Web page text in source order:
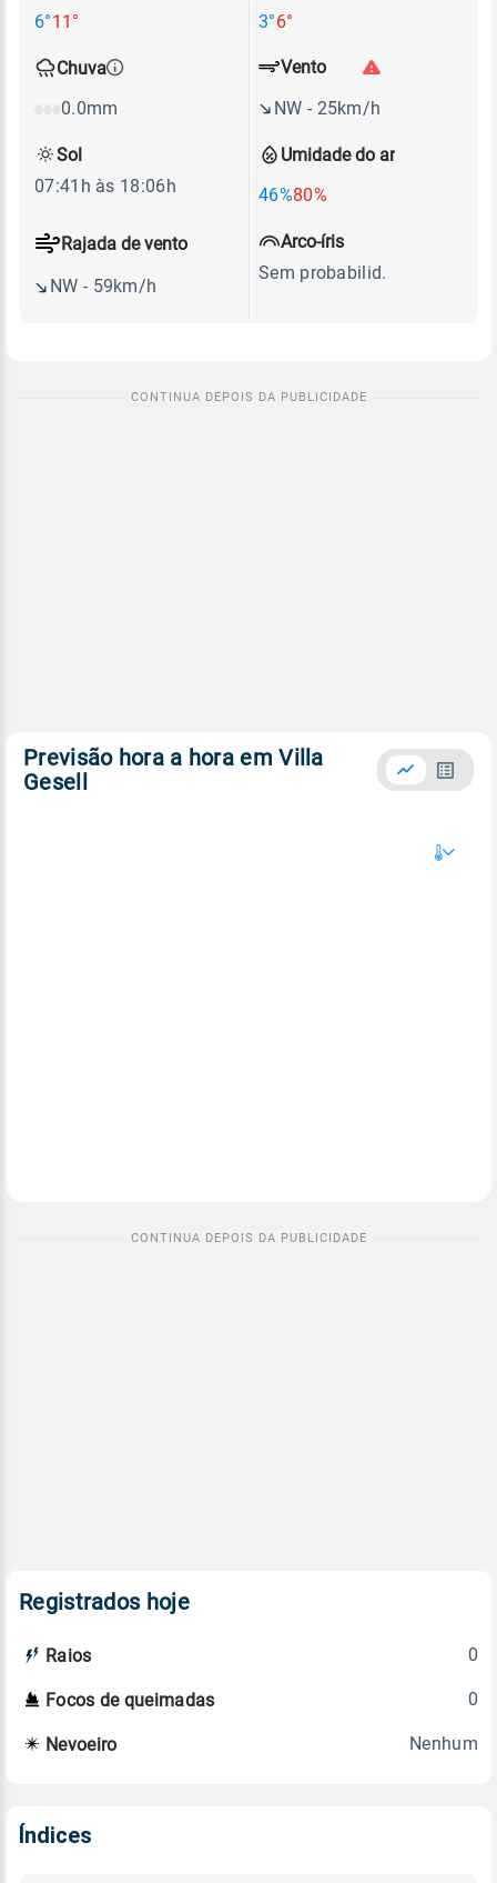
6°11°
3°6°
Chuva
0.0mm
Umidade do ar
46%80%
Vento
NW - 25km/h
Rajada de vento
NW - 59km/h
Sol
07:41h às 18:06h
Arco-íris
Sem probabilid.
Previsão hora a hora em Villa
Gesell
Registrados hoje
Raios 0
Focos de queimadas 0
Nevoeiro Nenhum
Índices